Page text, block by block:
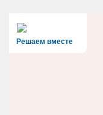
Решаем вместе